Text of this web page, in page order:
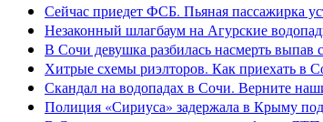
Сейчас приедет ФСБ. Пьяная пассажирка
Незаконный шлагбаум на Агурские
В Сочи девушка разбилась насмерть выпав
Хитрые схемы риэлторов. Как приехать в
Скандал на водопадах в Сочи. Верните
Полиция «Сириуса» задержала в Крыму